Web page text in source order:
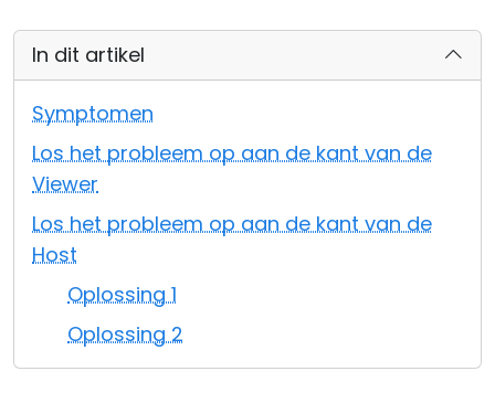
In dit artikel
Symptomen
Los het probleem op aan de kant van de
Viewer
Los het probleem op aan de kant van de
Host
Oplossing 1
Oplossing 2
Cloud & On-Premise